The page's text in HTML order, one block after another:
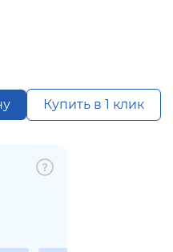
Купить в 1 клик